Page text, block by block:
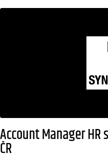
Account Manager HR
ČR